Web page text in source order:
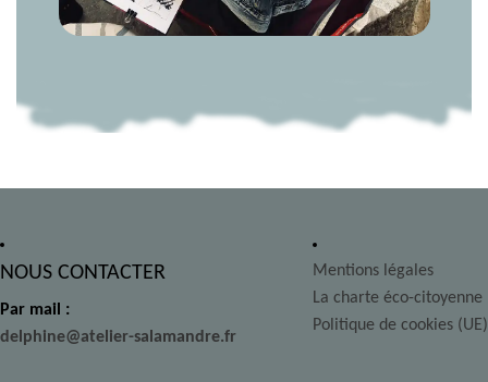
NOUS CONTACTER
Par mail :
delphine@atelier-salamandre.fr
Mentions légales
La charte éco-citoyenne
Politique de cookies (UE)